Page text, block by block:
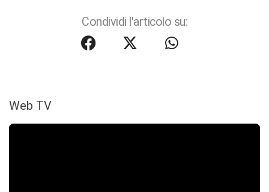
Condividi l'articolo su:
Web TV